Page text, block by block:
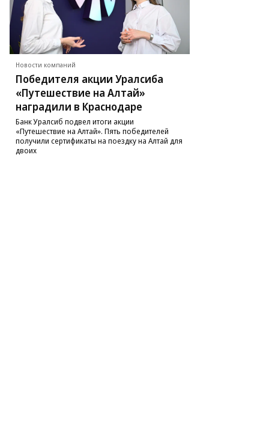
Новости компаний
Победителя акции Уралсиба
«Путешествие на Алтай»
наградили в Краснодаре
Банк Уралсиб подвел итоги акции
«Путешествие на Алтай». Пять победителей
получили сертификаты на поездку на Алтай для
двоих